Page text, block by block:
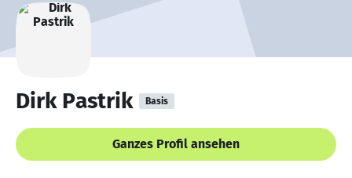
Dirk Pastrik Basis
Ganzes Profil ansehen